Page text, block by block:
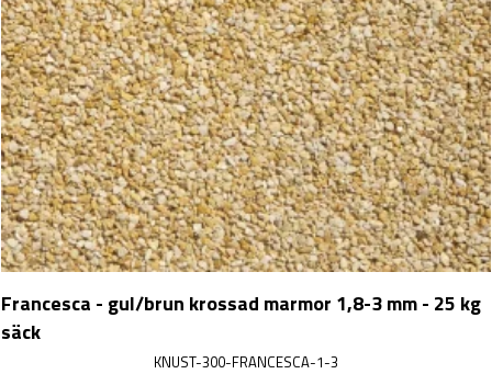
Francesca - gul/brun krossad marmor 1,8-3 mm - 25 kg
säck
KNUST-300-FRANCESCA-1-3